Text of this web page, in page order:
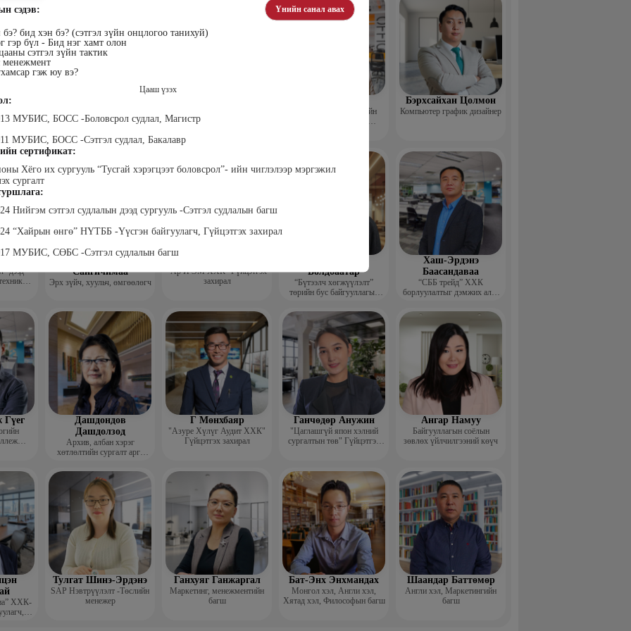
сэдэв: Үнийн санал авах
бид хэн бэ? (сэтгэл зүйн онцлогоо танихуй)
гэр бүл - Бид нэг хамт олон
сэтгэл зүйн тактик
менежмент
гэж юу вэ?
Цааш үзэх
МУБИС, БОСС -Боловсрол судлал, Магистр
МУБИС, БОСС -Сэтгэл судлал, Бакалавр
сертификат:
Хёго их сургууль “Тусгай хэрэгцээт боловсрол”- ийн чиглэлээр мэргэжил
сургалт
Нийгэм сэтгэл судлалын дээд сургууль -Сэтгэл судлалын багш
“Хайрын өнгө” НҮТББ -Үүсгэн байгуулагч, Гүйцэтгэх захирал
МУБИС, СӨБС -Сэтгэл судлалын багш
Программист, График
нөөцийн тэргүүлэх
Хүнс, Хөдөө Аж Ахуйн
Бэрхсайхан Цолмон
Компьютер график дизайнер
дээд
Жаргалсайхан
Сангичимаа
Эрх зүйч, хуульч, өмгөөлөгч
"Ар И ЭМ ХХК" Гүйцэтгэх
захирал
Болдбаатар
“Бүтээлч хөгжүүлэлт”
төрийн бус байгууллагын
Хаш-Эрдэнэ
Баасандаваа
“СББ трейд” ХХК
борлуулалтыг дэмжих алба
Дашдондов
Дашдолзод
Архив, албан хэрэг
хөтлөлтийн сургалт арга
Г Мөнхбаяр
"Азуре Хүлүг Аудит ХХК"
Гүйцэтгэх захирал
Ганчөдөр Анужин
"Цаглашгүй япон хэлний
сургалтын төв" Гүйцэтгэх
Ангар Намуу
Байгууллагын соёлын
зөвлөх үйлчилгээний көүч
ХХК-
Тулгат Шинэ-Эрдэнэ
SAP Нэвтрүүлэлт -Төслийн
менежер
Ганхуяг Ганжаргал
Маркетинг, менежментийн
багш
Бат-Энх Энхмандах
Монгол хэл, Англи хэл,
Хятад хэл, Философын багш
Шаандар Баттөмөр
Англи хэл, Маркетингийн
багш